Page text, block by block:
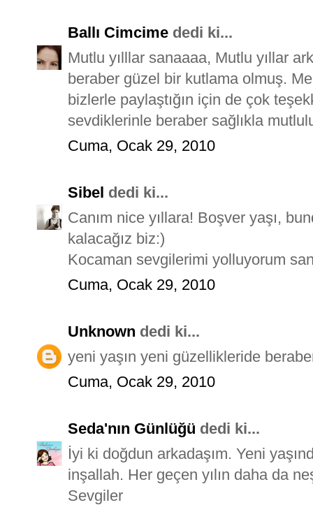
Ballı Cimcime dedi ki...
Mutlu yılllar sanaaaa, Mutlu yıllar
beraber güzel bir kutlama olmuş.
bizlerle paylaştığın için de çok
sevdiklerinle beraber sağlıkla
Cuma, Ocak 29, 2010
Sibel dedi ki...
Canım nice yıllara! Boşver yaşı,
kalacağız biz:)
Kocaman sevgilerimi yolluyorum
Cuma, Ocak 29, 2010
Unknown dedi ki...
yeni yaşın yeni güzellikleride
Cuma, Ocak 29, 2010
Seda'nın Günlüğü dedi ki...
İyi ki doğdun arkadaşım. Yeni
inşallah. Her geçen yılın daha da
Sevgiler